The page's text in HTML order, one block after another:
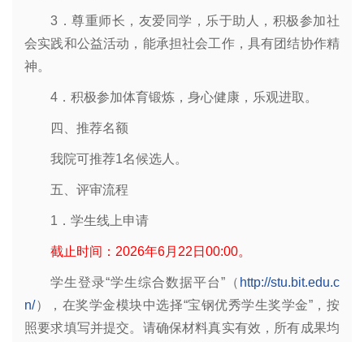
3．尊重师长，友爱同学，乐于助人，积极参加社
会实践和公益活动，能承担社会工作，具有团结协作精
神。
4．积极参加体育锻炼，身心健康，乐观进取。
四、推荐名额
我院可推荐1名候选人。
五、评审流程
1．学生线上申请
截止时间：2026年6月22日00:00。
学生登录“学生综合数据平台”（ http://stu.bit.edu.c
n/），在奖学金模块中选择“宝钢优秀学生奖学金”，按
照要求填写并提交。请确保材料真实有效，所有成果均